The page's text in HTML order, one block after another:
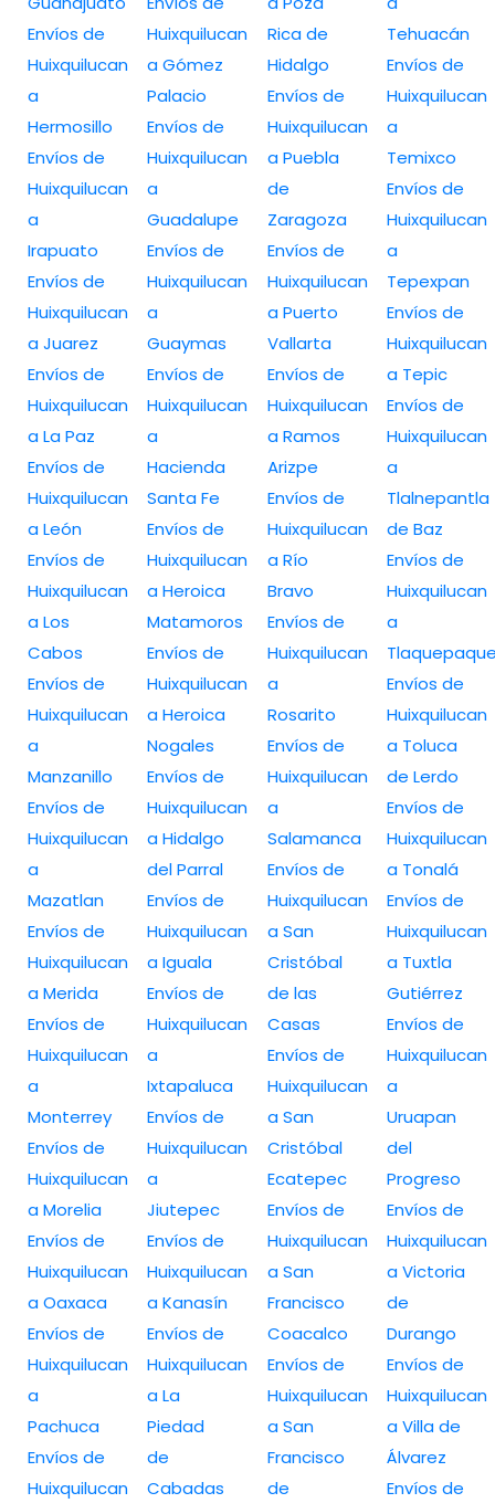
Envíos de
Huixquilucan
a
Hermosillo
Envíos de
Huixquilucan
a
Irapuato
Envíos de
Huixquilucan
a Juarez
Envíos de
Huixquilucan
a La Paz
Envíos de
Huixquilucan
a León
Envíos de
Huixquilucan
a Los
Cabos
Envíos de
Huixquilucan
a
Manzanillo
Envíos de
Huixquilucan
a
Mazatlan
Envíos de
Huixquilucan
a Merida
Envíos de
Huixquilucan
a
Monterrey
Envíos de
Huixquilucan
a Morelia
Envíos de
Huixquilucan
a Oaxaca
Envíos de
Huixquilucan
a
Pachuca
Envíos de
Huixquilucan
Huixquilucan
a Gómez
Palacio
Envíos de
Huixquilucan
a
Guadalupe
Envíos de
Huixquilucan
a
Guaymas
Envíos de
Huixquilucan
a
Hacienda
Santa Fe
Envíos de
Huixquilucan
a Heroica
Matamoros
Envíos de
Huixquilucan
a Heroica
Nogales
Envíos de
Huixquilucan
a Hidalgo
del Parral
Envíos de
Huixquilucan
a Iguala
Envíos de
Huixquilucan
a
Ixtapaluca
Envíos de
Huixquilucan
a
Jiutepec
Envíos de
Huixquilucan
a Kanasín
Envíos de
Huixquilucan
a La
Piedad
de
Cabadas
Rica de
Hidalgo
Envíos de
Huixquilucan
a Puebla
de
Zaragoza
Envíos de
Huixquilucan
a Puerto
Vallarta
Envíos de
Huixquilucan
a Ramos
Arizpe
Envíos de
Huixquilucan
a Río
Bravo
Envíos de
Huixquilucan
a
Rosarito
Envíos de
Huixquilucan
a
Salamanca
Envíos de
Huixquilucan
a San
Cristóbal
de las
Casas
Envíos de
Huixquilucan
a San
Cristóbal
Ecatepec
Envíos de
Huixquilucan
a San
Francisco
Coacalco
Envíos de
Huixquilucan
a San
Francisco
de
Tehuacán
Envíos de
Huixquilucan
a
Temixco
Envíos de
Huixquilucan
a
Tepexpan
Envíos de
Huixquilucan
a Tepic
Envíos de
Huixquilucan
a
Tlalnepantla
de Baz
Envíos de
Huixquilucan
a
Envíos de
Huixquilucan
a Toluca
de Lerdo
Envíos de
Huixquilucan
a Tonalá
Envíos de
Huixquilucan
a Tuxtla
Gutiérrez
Envíos de
Huixquilucan
a
Uruapan
del
Progreso
Envíos de
Huixquilucan
a Victoria
de
Durango
Envíos de
Huixquilucan
a Villa de
Álvarez
Envíos de